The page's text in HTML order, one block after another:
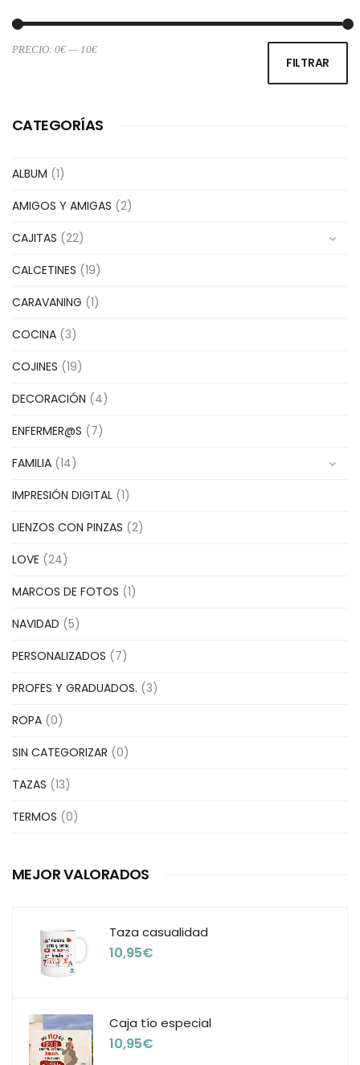
FILTRAR
PRECIO: 0€ — 10€
CATEGORÍAS
ALBUM (1)
AMIGOS Y AMIGAS (2)
CAJITAS (22)
CALCETINES (19)
CARAVANING (1)
COCINA (3)
COJINES (19)
DECORACIÓN (4)
ENFERMER@S (7)
FAMILIA (14)
IMPRESIÓN DIGITAL (1)
LIENZOS CON PINZAS (2)
LOVE (24)
MARCOS DE FOTOS (1)
NAVIDAD (5)
PERSONALIZADOS (7)
PROFES Y GRADUADOS. (3)
ROPA (0)
SIN CATEGORIZAR (0)
TAZAS (13)
TERMOS (0)
MEJOR VALORADOS
Taza casualidad
10,95€
Caja tío especial
10,95€